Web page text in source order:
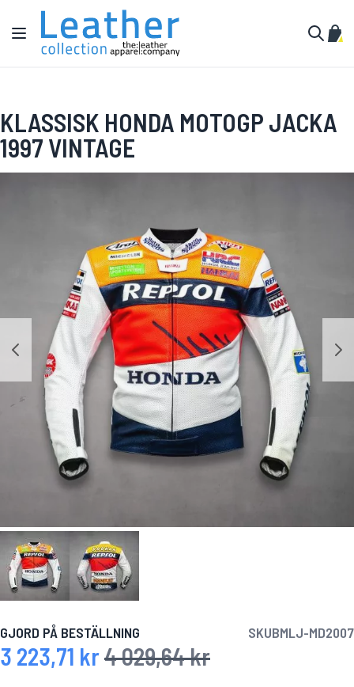
Hoppa till innehållet
Växla Nav
Min
KLASSISK HONDA MOTOGP JACKA
1997 VINTAGE
GJORD PÅ BESTÄLLNING SKUBMLJ-MD2007
Specialpris
3 223,71 kr Ordinarie pris
4 029,64 kr